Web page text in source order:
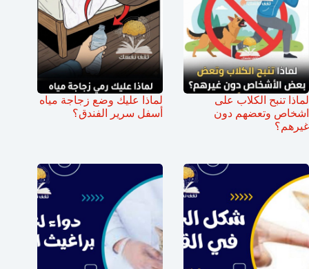
لماذا تنبح الكلاب على
اشخاص وتعضهم دون
غيرهم؟
لماذا عليك وضع زجاجة مياه
أسفل سرير الفندق؟